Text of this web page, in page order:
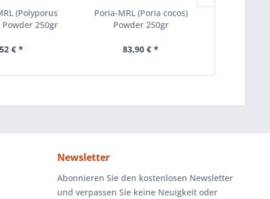
(Polyporus
250gr
€ *
Poria-MRL (Poria cocos)
Powder 250gr
83,90 € *
Newsletter
Abonnieren Sie den kostenlosen Newsletter
und verpassen Sie keine Neuigkeit oder